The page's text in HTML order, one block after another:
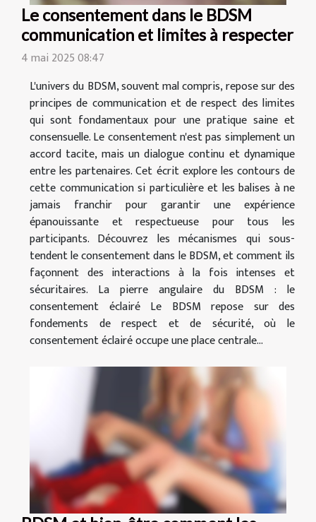
Le consentement dans le BDSM
communication et limites à respecter
4 mai 2025 08:47
L'univers du BDSM, souvent mal compris, repose sur des
principes de communication et de respect des limites
qui sont fondamentaux pour une pratique saine et
consensuelle. Le consentement n'est pas simplement un
accord tacite, mais un dialogue continu et dynamique
entre les partenaires. Cet écrit explore les contours de
cette communication si particulière et les balises à ne
jamais franchir pour garantir une expérience
épanouissante et respectueuse pour tous les
participants. Découvrez les mécanismes qui sous-
tendent le consentement dans le BDSM, et comment ils
façonnent des interactions à la fois intenses et
sécuritaires. La pierre angulaire du BDSM : le
consentement éclairé Le BDSM repose sur des
fondements de respect et de sécurité, où le
consentement éclairé occupe une place centrale...